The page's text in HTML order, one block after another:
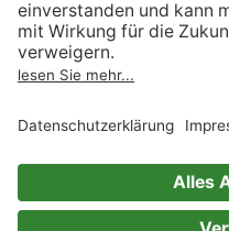
Verträge hier kündigen
Impressum
Immer